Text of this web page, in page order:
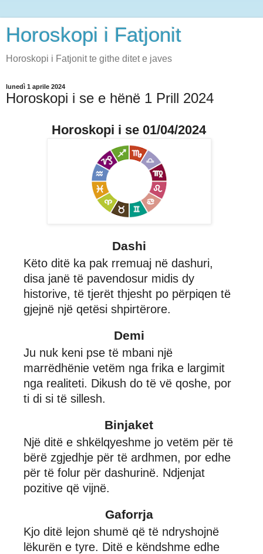
Horoskopi i Fatjonit
Horoskopi i Fatjonit te githe ditet e javes
lunedì 1 aprile 2024
Horoskopi i se e hënë 1 Prill 2024
Horoskopi i se 01/04/2024
Dashi
Këto ditë ka pak rremuaj në dashuri,
disa janë të pavendosur midis dy
historive, të tjerët thjesht po përpiqen të
gjejnë një qetësi shpirtërore.
Demi
Ju nuk keni pse të mbani një
marrëdhënie vetëm nga frika e largimit
nga realiteti. Dikush do të vë qoshe, por
ti di si të sillesh.
Binjaket
Një ditë e shkëlqyeshme jo vetëm për të
bërë zgjedhje për të ardhmen, por edhe
për të folur për dashurinë. Ndjenjat
pozitive që vijnë.
Gaforrja
Kjo ditë lejon shumë që të ndryshojnë
lëkurën e tyre. Ditë e këndshme edhe